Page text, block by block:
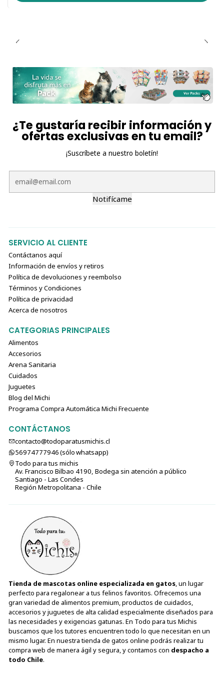
¿Te gustaría recibir información y
ofertas exclusivas en tu email?
¡Suscríbete a nuestro boletín!
Notifícame
SERVICIO AL CLIENTE
Contáctanos aquí
Información de envíos y retiros
Política de devoluciones y reembolso
Términos y Condiciones
Política de privacidad
Acerca de nosotros
CATEGORIAS PRINCIPALES
Alimentos
Accesorios
Arena Sanitaria
Cuidados
Juguetes
Blog del Michi
Programa Compra Automática Michi Frecuente
CONTÁCTANOS
contacto@todoparatusmichis.cl
56974777946 (sólo⁣⁣⁣⁣⁣​​​​​​​​​​​​​​​ whatsapp)
Todo para tus michis
Av. Francisco Bilbao 4190, Bodega sin atención a público
Santiago - Las Condes
Región Metropolitana - Chile
Tienda de mascotas online especializada en gatos, un lugar
perfecto para regalonear a tus felinos favoritos. Ofrecemos una
gran variedad de alimentos premium, productos de cuidados,
accesorios y juguetes de alta calidad especialmente diseñados para
las necesidades y exigencias gatunas. En Todo para tus Michis
buscamos que los tutores encuentren todo lo que necesitan en un
mismo lugar. En nuestra tienda de gatos online podrás realizar tu
compra web de manera ágil y segura, y contamos con despacho a
todo Chile.